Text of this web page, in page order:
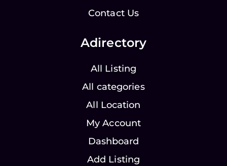
Contact Us
Adirectory
All Listing
All categories
All Location
My Account
Dashboard
Add Listing